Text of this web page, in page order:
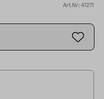
Art.Nr.: 47271